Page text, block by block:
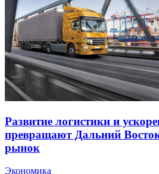
Развитие логистики и
превращают Дальний
рынок
Экономика